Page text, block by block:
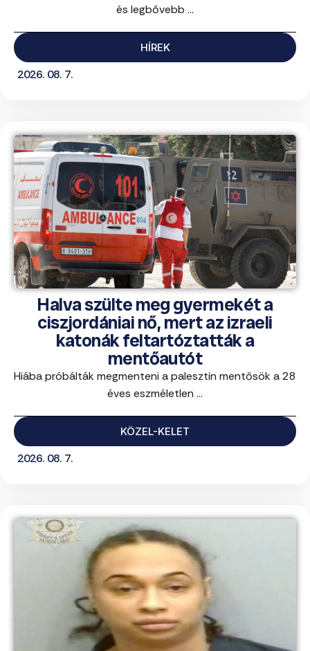
és legbővebb ...
HÍREK
2026. 08. 7.
Halva szülte meg gyermekét a
ciszjordániai nő, mert az izraeli
katonák feltartóztatták a
mentőautót
Hiába próbálták megmenteni a palesztin mentősök a 28
éves eszméletlen ...
KÖZEL-KELET
2026. 08. 7.